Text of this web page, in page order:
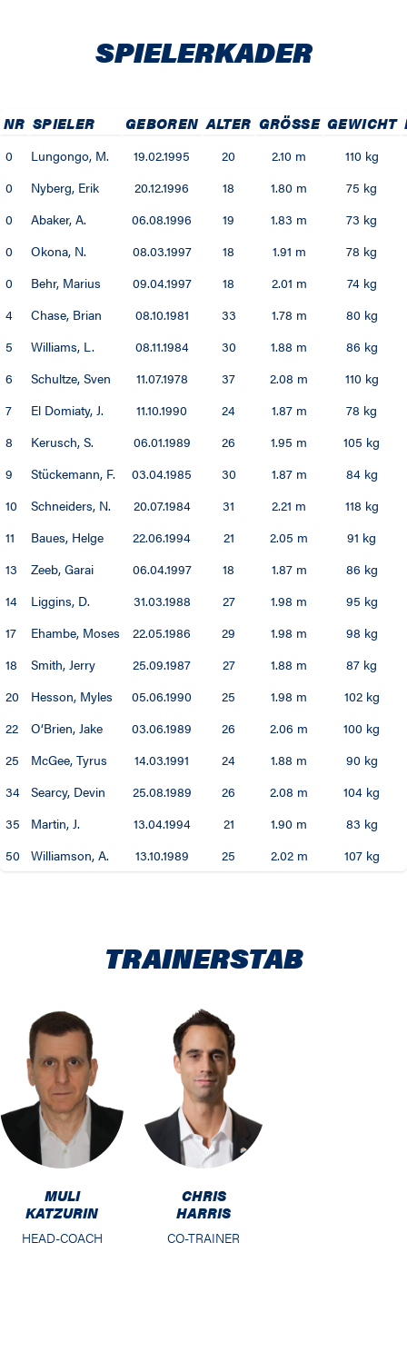
SPIELER­KADER
NR SPIELER GEBOREN ALTER GRÖSSE GEWICHT
0 Lungongo, M. 19.02.1995 20 2.10 m
110 kg
0
Nyberg, Erik 20.12.1996 18 1.80 m
75 kg
0
Abaker, A. 06.08.1996 19 1.83 m
73 kg
0
Okona, N. 08.03.1997 18 1.91 m
78 kg
0
Behr, Marius 09.04.1997 18 2.01 m
74 kg
4
Chase, Brian 08.10.1981 33 1.78 m
80 kg
5
Williams, L. 08.11.1984 30 1.88 m
86 kg
6
Schultze, Sven 11.07.1978 37 2.08 m
110 kg
7
El Domiaty, J. 11.10.1990 24 1.87 m
78 kg
8
Kerusch, S. 06.01.1989 26 1.95 m
105 kg
9
Stückemann, F. 03.04.1985 30 1.87 m
84 kg
10
Schneiders, N. 20.07.1984 31 2.21 m
118 kg
11
Baues, Helge 22.06.1994 21 2.05 m
91 kg
13
Zeeb, Garai 06.04.1997 18 1.87 m
86 kg
14
Liggins, D. 31.03.1988 27 1.98 m
95 kg
17
Ehambe, Moses 22.05.1986 29 1.98 m
98 kg
18
Smith, Jerry 25.09.1987 27 1.88 m
87 kg
20
Hesson, Myles 05.06.1990 25 1.98 m
102 kg
22
O‘Brien, Jake 03.06.1989 26 2.06 m
100 kg
25
McGee, Tyrus 14.03.1991 24 1.88 m
90 kg
34 Searcy, Devin 25.08.1989 26 2.08 m
104 kg
35
Martin, J. 13.04.1994 21 1.90 m
83 kg
50 Williamson, A. 13.10.1989 25 2.02 m 107 kg
TRAINERSTAB
MULI
KATZURIN
HEAD-COACH
CHRIS
HARRIS
CO-TRAINER